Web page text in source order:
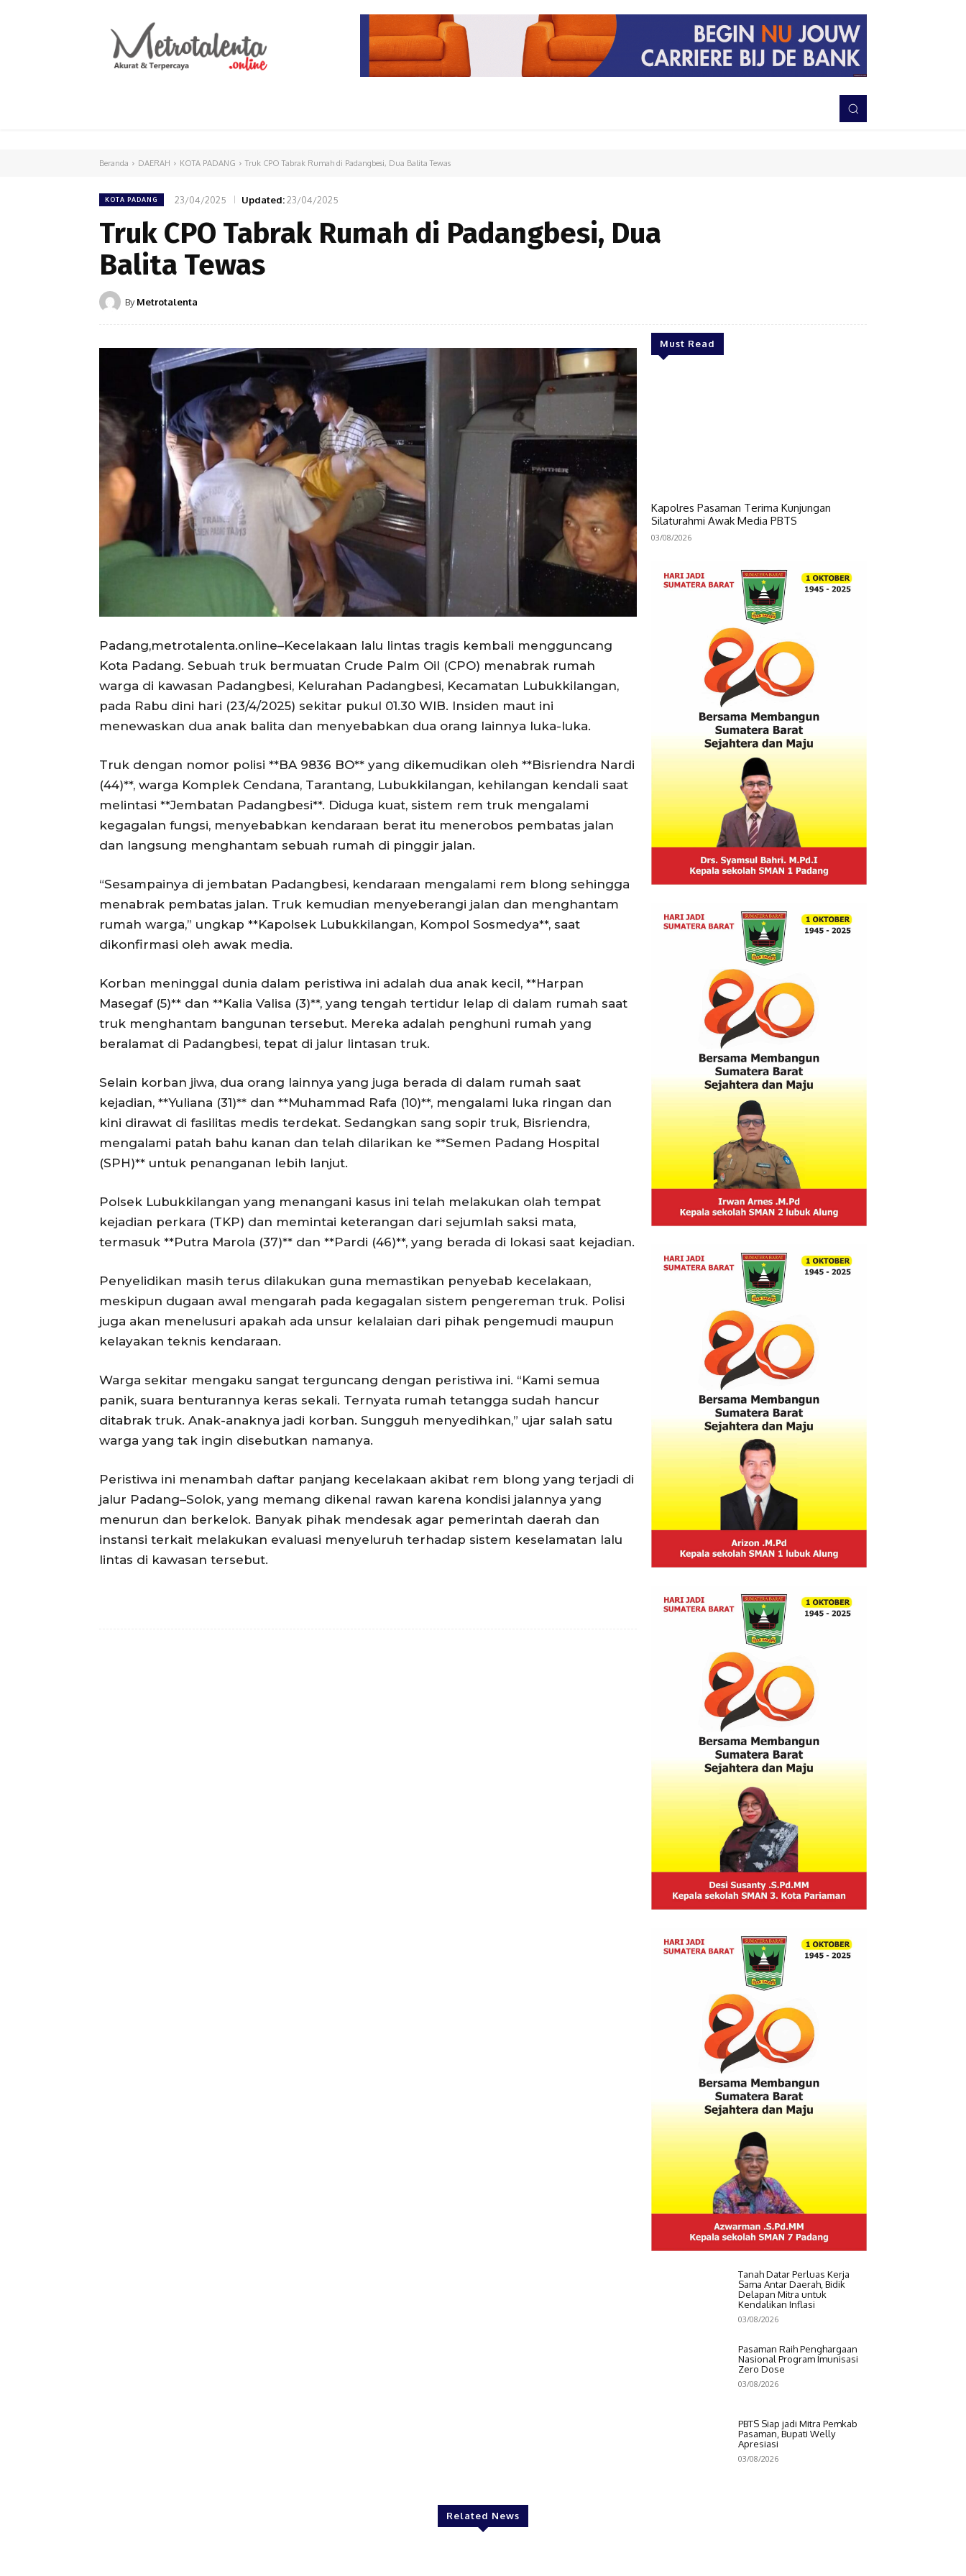
TNI-POLRI
Beranda DAERAH KOTA PADANG Truk CPO Tabrak Rumah di Padangbesi, Dua Balita Tewas
KOTA PADANG 23/04/2025 Updated:23/04/2025
Truk CPO Tabrak Rumah di Padangbesi, Dua
Balita Tewas
By Metrotalenta
Padang,metrotalenta.online–Kecelakaan lalu lintas tragis kembali mengguncang
Kota Padang. Sebuah truk bermuatan Crude Palm Oil (CPO) menabrak rumah
warga di kawasan Padangbesi, Kelurahan Padangbesi, Kecamatan Lubukkilangan,
pada Rabu dini hari (23/4/2025) sekitar pukul 01.30 WIB. Insiden maut ini
menewaskan dua anak balita dan menyebabkan dua orang lainnya luka-luka.
Truk dengan nomor polisi **BA 9836 BO** yang dikemudikan oleh **Bisriendra Nardi
(44)**, warga Komplek Cendana, Tarantang, Lubukkilangan, kehilangan kendali saat
melintasi **Jembatan Padangbesi**. Diduga kuat, sistem rem truk mengalami
kegagalan fungsi, menyebabkan kendaraan berat itu menerobos pembatas jalan
dan langsung menghantam sebuah rumah di pinggir jalan.
“Sesampainya di jembatan Padangbesi, kendaraan mengalami rem blong sehingga
menabrak pembatas jalan. Truk kemudian menyeberangi jalan dan menghantam
rumah warga,” ungkap **Kapolsek Lubukkilangan, Kompol Sosmedya**, saat
dikonfirmasi oleh awak media.
Korban meninggal dunia dalam peristiwa ini adalah dua anak kecil, **Harpan
Masegaf (5)** dan **Kalia Valisa (3)**, yang tengah tertidur lelap di dalam rumah saat
truk menghantam bangunan tersebut. Mereka adalah penghuni rumah yang
beralamat di Padangbesi, tepat di jalur lintasan truk.
Selain korban jiwa, dua orang lainnya yang juga berada di dalam rumah saat
kejadian, **Yuliana (31)** dan **Muhammad Rafa (10)**, mengalami luka ringan dan
kini dirawat di fasilitas medis terdekat. Sedangkan sang sopir truk, Bisriendra,
mengalami patah bahu kanan dan telah dilarikan ke **Semen Padang Hospital
(SPH)** untuk penanganan lebih lanjut.
Polsek Lubukkilangan yang menangani kasus ini telah melakukan olah tempat
kejadian perkara (TKP) dan memintai keterangan dari sejumlah saksi mata,
termasuk **Putra Marola (37)** dan **Pardi (46)**, yang berada di lokasi saat kejadian.
Penyelidikan masih terus dilakukan guna memastikan penyebab kecelakaan,
meskipun dugaan awal mengarah pada kegagalan sistem pengereman truk. Polisi
juga akan menelusuri apakah ada unsur kelalaian dari pihak pengemudi maupun
kelayakan teknis kendaraan.
Warga sekitar mengaku sangat terguncang dengan peristiwa ini. “Kami semua
panik, suara benturannya keras sekali. Ternyata rumah tetangga sudah hancur
ditabrak truk. Anak-anaknya jadi korban. Sungguh menyedihkan,” ujar salah satu
warga yang tak ingin disebutkan namanya.
Peristiwa ini menambah daftar panjang kecelakaan akibat rem blong yang terjadi di
jalur Padang–Solok, yang memang dikenal rawan karena kondisi jalannya yang
menurun dan berkelok. Banyak pihak mendesak agar pemerintah daerah dan
instansi terkait melakukan evaluasi menyeluruh terhadap sistem keselamatan lalu
lintas di kawasan tersebut.
Must Read
Kapolres Pasaman Terima Kunjungan
Silaturahmi Awak Media PBTS
03/08/2026
Tanah Datar Perluas Kerja
Sama Antar Daerah, Bidik
Delapan Mitra untuk
Kendalikan Inflasi
03/08/2026
Pasaman Raih Penghargaan
Nasional Program Imunisasi
Zero Dose
03/08/2026
PBTS Siap jadi Mitra Pemkab
Pasaman, Bupati Welly
Apresiasi
03/08/2026
Related News